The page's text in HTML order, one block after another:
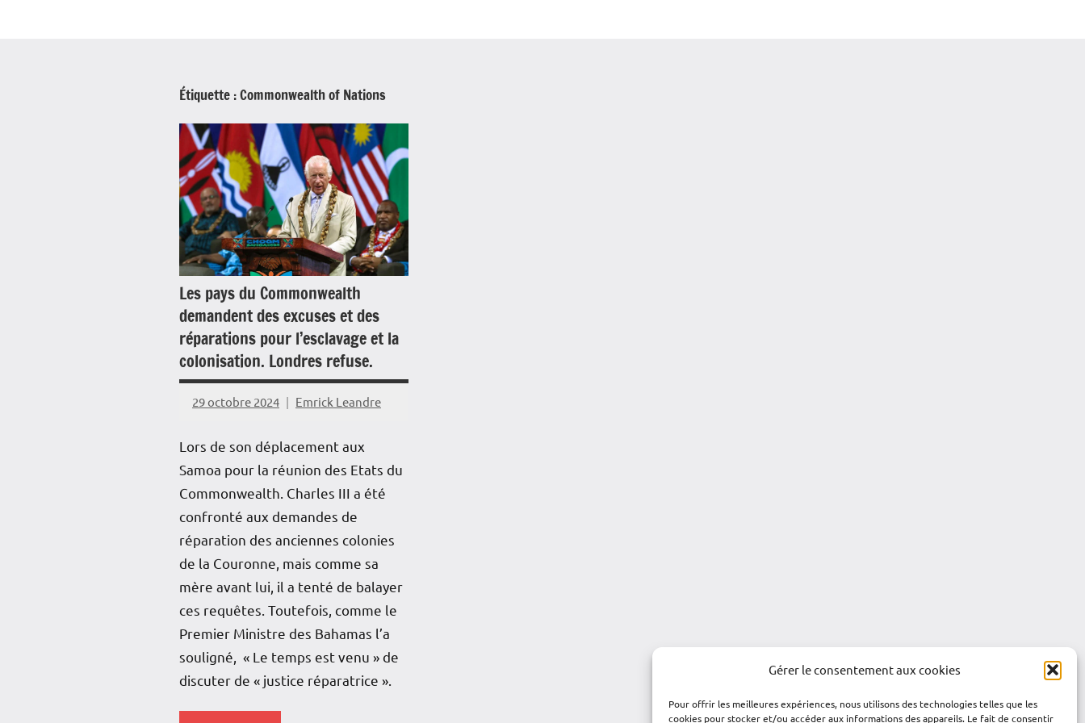
Gérer le consentement aux cookies
Pour offrir les meilleures expériences, nous utilisons des technologies telles que les
cookies pour stocker et/ou accéder aux informations des appareils. Le fait de consentir
Étiquette :Commonwealth of Nations
Les pays du Commonwealth
demandent des excuses et des
réparations pour l’esclavage et la
colonisation. Londres refuse.
29 octobre 2024 Emrick Leandre
Lors de son déplacement aux
Samoa pour la réunion des Etats du
Commonwealth. Charles III a été
confronté aux demandes de
réparation des anciennes colonies
de la Couronne, mais comme sa
mère avant lui, il a tenté de balayer
ces requêtes. Toutefois, comme le
Premier Ministre des Bahamas l’a
souligné, « Le temps est venu » de
discuter de « justice réparatrice ».